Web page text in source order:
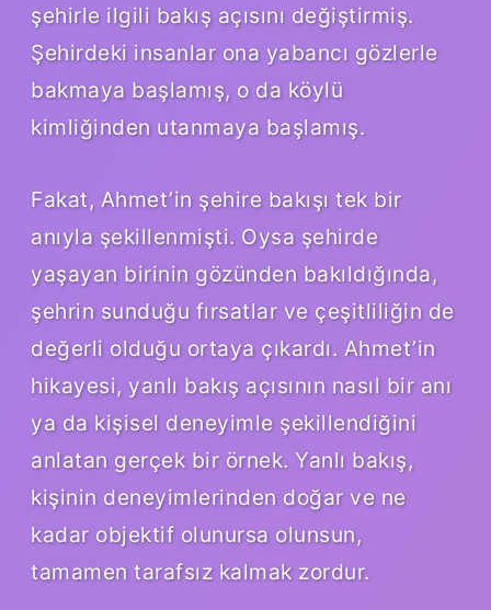
şehirle ilgili bakış açısını değiştirmiş.
Şehirdeki insanlar ona yabancı gözlerle
bakmaya başlamış, o da köylü
kimliğinden utanmaya başlamış.
Fakat, Ahmet’in şehire bakışı tek bir
anıyla şekillenmişti. Oysa şehirde
yaşayan birinin gözünden bakıldığında,
şehrin sunduğu fırsatlar ve çeşitliliğin de
değerli olduğu ortaya çıkardı. Ahmet’in
hikayesi, yanlı bakış açısının nasıl bir anı
ya da kişisel deneyimle şekillendiğini
anlatan gerçek bir örnek. Yanlı bakış,
kişinin deneyimlerinden doğar ve ne
kadar objektif olunursa olunsun,
tamamen tarafsız kalmak zordur.